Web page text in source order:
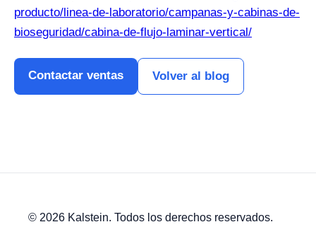
producto/linea-de-laboratorio/campanas-y-cabinas-de-
bioseguridad/cabina-de-flujo-laminar-vertical/
Contactar ventas Volver al blog
© 2026 Kalstein. Todos los derechos reservados.